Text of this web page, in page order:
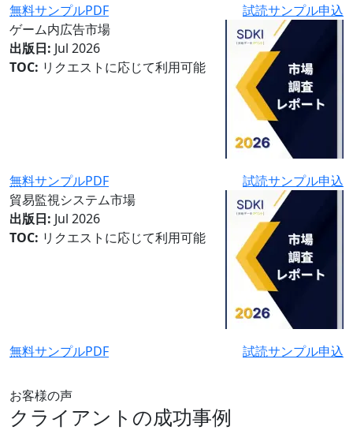
無料サンプルPDF
試読サンプル申込
ゲーム内広告市場
出版日: Jul 2026
TOC: リクエストに応じて利用可能
無料サンプルPDF
試読サンプル申込
貿易監視システム市場
出版日: Jul 2026
TOC: リクエストに応じて利用可能
無料サンプルPDF 試読サンプル申込
お客様の声
クライアントの成功事例